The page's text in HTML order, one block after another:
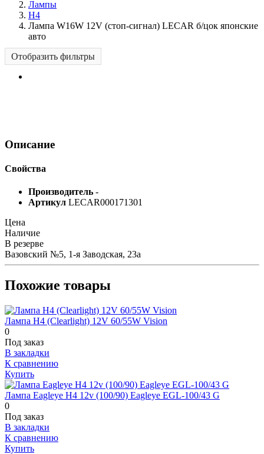
Лампы
H4
Лампа W16W 12V (стоп-сигнал) LECAR б/цок японские
авто
Отобразить фильтры
Описание
Свойства
Производитель -
Артикул LECAR000171301
Цена
Наличие
В резерве
Вазовский №5, 1-я Заводская, 23а
Похожие товары
Лампа H4 (Clearlight) 12V 60/55W Vision
0
Под заказ
В закладки
К сравнению
Купить
Лампа Eagleye H4 12v (100/90) Eagleye EGL-100/43 G
0
Под заказ
В закладки
К сравнению
Купить